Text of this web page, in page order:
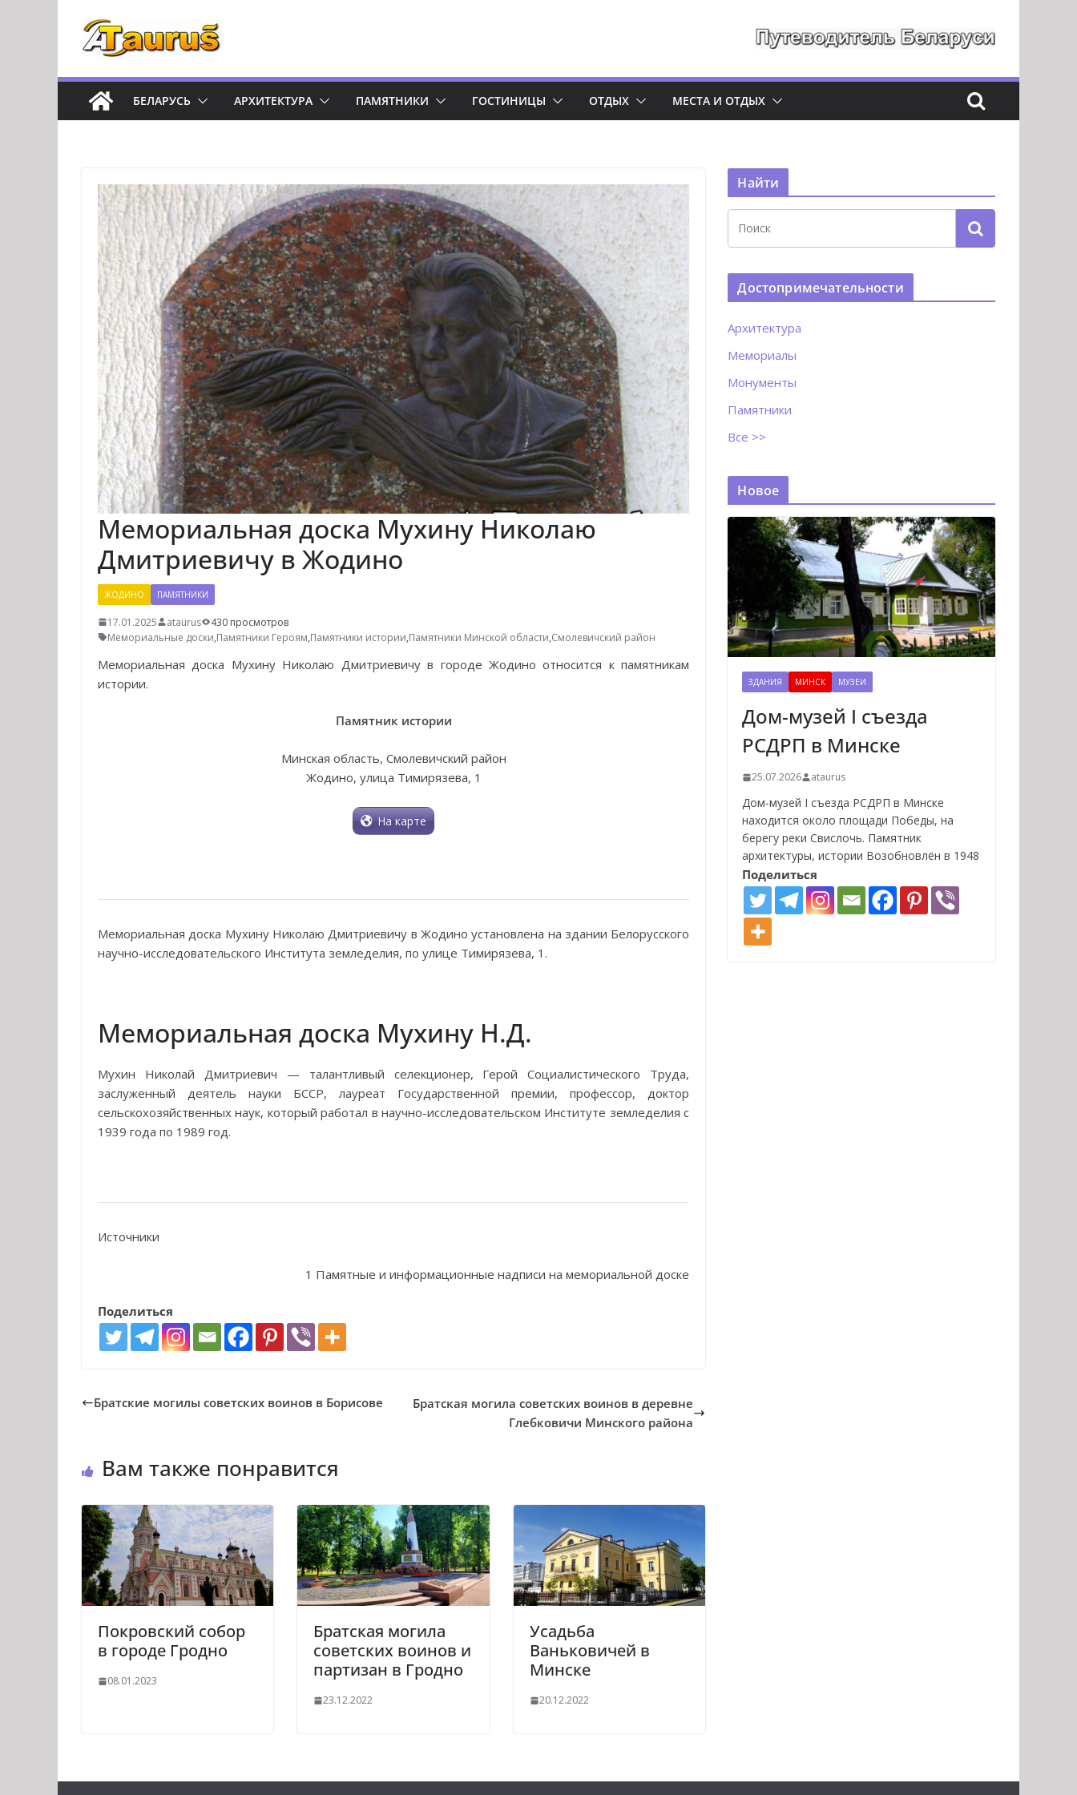
содержимому
БЕЛАРУСЬ АРХИТЕКТУРА ПАМЯТНИКИ ГОСТИНИЦЫ ОТДЫХ МЕСТА И ОТДЫХ
Мемориальная доска Мухину Николаю
Дмитриевичу в Жодино
ЖОДИНО ПАМЯТНИКИ
17.01.2025 ataurus
430 просмотров
Мемориальные доски,Памятники Героям,Памятники истории,Памятники Минской области,Смолевичский район
Мемориальная доска Мухину Николаю Дмитриевичу в городе Жодино относится к памятникам
истории.
Памятник истории
Минская область, Смолевичский район
Жодино, улица Тимирязева, 1
На карте
Мемориальная доска Мухину Николаю Дмитриевичу в Жодино установлена на здании Белорусского
научно-исследовательского Института земледелия, по улице Тимирязева, 1.
Мемориальная доска Мухину Н.Д.
Мухин Николай Дмитриевич — талантливый селекционер, Герой Социалистического Труда,
заслуженный деятель науки БССР, лауреат Государственной премии, профессор, доктор
сельскохозяйственных наук, который работал в научно-исследовательском Институте земледелия с
1939 года по 1989 год.
Источники
1 Памятные и информационные надписи на мемориальной доске
Поделиться
Братские могилы советских воинов в Борисове
Братская могила советских воинов в деревне
Глебковичи Минского района
Вам также понравится
Покровский собор
в городе Гродно
08.01.2023
Братская могила
советских воинов и
партизан в Гродно
23.12.2022
Усадьба
Ваньковичей в
Минске
20.12.2022
Найти
Достопримечательности
Архитектура
Мемориалы
Монументы
Памятники
Все >>
Новое
ЗДАНИЯ МИНСК МУЗЕИ
Дом-музей I съезда
РСДРП в Минске
25.07.2026 ataurus
Дом-музей I съезда РСДРП в Минске
находится около площади Победы, на
берегу реки Свислочь. Памятник
архитектуры, истории Возобновлён в 1948
Поделиться